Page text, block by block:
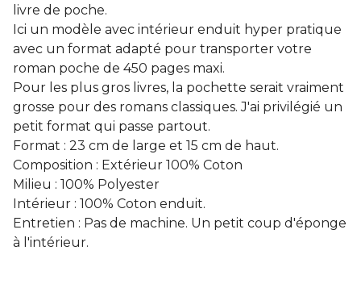
livre de poche.
Ici un modèle avec intérieur enduit hyper pratique
avec un format adapté pour transporter votre
roman poche de 450 pages maxi.
Pour les plus gros livres, la pochette serait vraiment
grosse pour des romans classiques. J'ai privilégié un
petit format qui passe partout.
Format : 23 cm de large et 15 cm de haut.
Composition : Extérieur 100% Coton
Milieu : 100% Polyester
Intérieur : 100% Coton enduit.
Entretien : Pas de machine. Un petit coup d'éponge
à l'intérieur.